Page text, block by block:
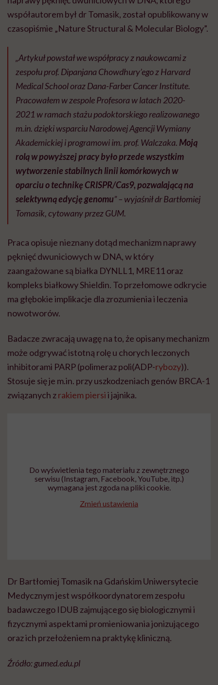
współautorem był dr Tomasik, został opublikowany w
czasopiśmie „Nature Structural & Molecular Biology”.
„Artykuł powstał we współpracy z naukowcami z
zespołu prof. Dipanjana Chowdhury’ego z Harvard
Medical School oraz Dana-Farber Cancer Institute.
Pracowałem w zespole Profesora w latach 2020-
2021 w ramach stażu podoktorskiego realizowanego
m.in. dzięki wsparciu Narodowej Agencji Wymiany
Akademickiej i programowi im. prof. Walczaka. Moją
rolą w powyższej pracy było przede wszystkim
wytworzenie stabilnych linii komórkowych w
oparciu o technikę CRISPR/Cas9, pozwalającą na
selektywną edycję genomu” – wyjaśnił dr Bartłomiej
Tomasik, cytowany przez GUM.
Praca opisuje nieznany dotąd mechanizm naprawy
pęknięć dwuniciowych w DNA, w który
zaangażowane są białka DYNLL1, MRE11 oraz
kompleks białkowy Shieldin. To przełomowe odkrycie
ma głębokie implikacje dla zrozumienia i leczenia
nowotworów.
Badacze zwracają uwagę na to, że opisany mechanizm
może odgrywać istotną rolę u chorych leczonych
inhibitorami PARP (polimeraz poli(ADP-rybozy)).
Stosuje się je m.in. przy uszkodzeniach genów BRCA-1
związanych zrakiem piersii jajnika.
Do wyświetlenia tego materiału z zewnętrznego
serwisu (Instagram, Facebook, YouTube, itp.)
wymagana jest zgoda na pliki cookie.
Zmień ustawienia
Dr Bartłomiej Tomasik na Gdańskim Uniwersytecie
Medycznym jest współkoordynatorem zespołu
badawczego IDUB zajmującego się biologicznymi i
fizycznymi aspektami promieniowania jonizującego
oraz ich przełożeniem na praktykę kliniczną.
Źródło: gumed.edu.pl